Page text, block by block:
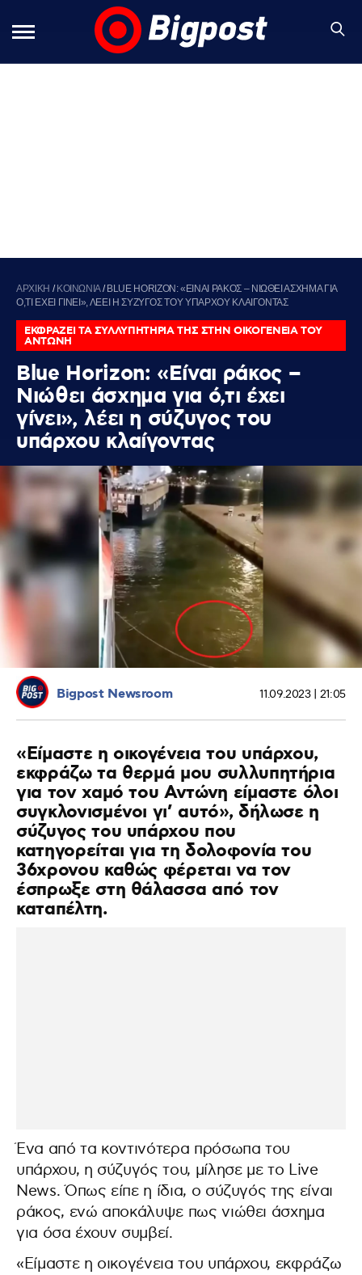
ΑΡΧΙΚΗ / ΚΟΙΝΩΝΙΑ/ BLUE HORIZON: «ΕΙΝΑΙ ΡΑΚΟΣ – ΝΙΩΘΕΙ ΑΣΧΗΜΑ ΓΙΑ
Ο,ΤΙ ΕΧΕΙ ΓΙΝΕΙ», ΛΕΕΙ Η ΣΥΖΥΓΟΣ ΤΟΥ ΥΠΑΡΧΟΥ ΚΛΑΙΓΟΝΤΑΣ
ΕΚΦΡΑΖΕΙ ΤΑ ΣΥΛΛΥΠΗΤΗΡΙΑ ΤΗΣ ΣΤΗΝ ΟΙΚΟΓΕΝΕΙΑ ΤΟΥ
ΑΝΤΩΝΗ
Blue Horizon: «Είναι ράκος –
Νιώθει άσχημα για ό,τι έχει
γίνει», λέει η σύζυγος του
υπάρχου κλαίγοντας
Bigpost Newsroom 11.09.2023 | 21:05
«Είμαστε η οικογένεια του υπάρχου,
εκφράζω τα θερμά μου συλλυπητήρια
για τον χαμό του Αντώνη είμαστε όλοι
συγκλονισμένοι γι’ αυτό», δήλωσε η
σύζυγος του υπάρχου που
κατηγορείται για τη δολοφονία του
36χρονου καθώς φέρεται να τον
έσπρωξε στη θάλασσα από τον
καταπέλτη.
Ένα από τα κοντινότερα πρόσωπα του
υπάρχου, η σύζυγός του, μίλησε με το Live
News. Όπως είπε η ίδια, ο σύζυγός της είναι
ράκος, ενώ αποκάλυψε πως νιώθει άσχημα
για όσα έχουν συμβεί.
«Είμαστε η οικογένεια του υπάρχου, εκφράζω